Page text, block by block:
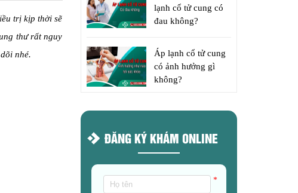
trị kịp thời sẽ
thư rất nguy
nhé.
lạnh cổ tử cung có
đau không?
Áp lạnh cổ tử cung
có ảnh hưởng gì
không?
ĐĂNG KÝ KHÁM ONLINE
*